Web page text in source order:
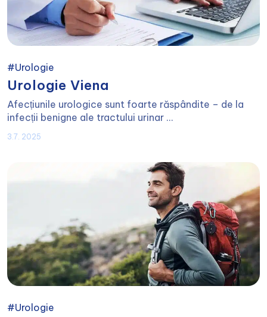
#Urologie
Urologie Viena
Afecțiunile urologice sunt foarte răspândite – de la
infecții benigne ale tractului urinar ...
3.7. 2025
#Urologie